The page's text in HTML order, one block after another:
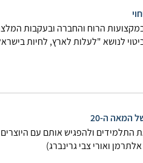
הרוח והחברה ובעקבות
לנושא "לעלות לארץ, לחיות
המאה ה-20
ולהפגיש אותם עם
ואורי צבי גרינברג)